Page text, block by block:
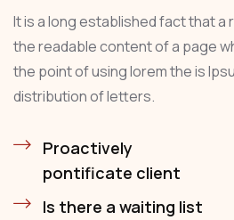
It is a long established fact that a
the readable content of a page
the point of using lorem the is
distribution of letters.
Proactively
pontificate client
Is there a waiting list